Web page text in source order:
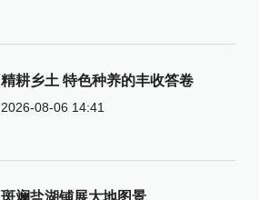
精耕乡土 特色种养的丰收答卷
2026-08-06 14:41
斑斓盐湖铺展大地图景